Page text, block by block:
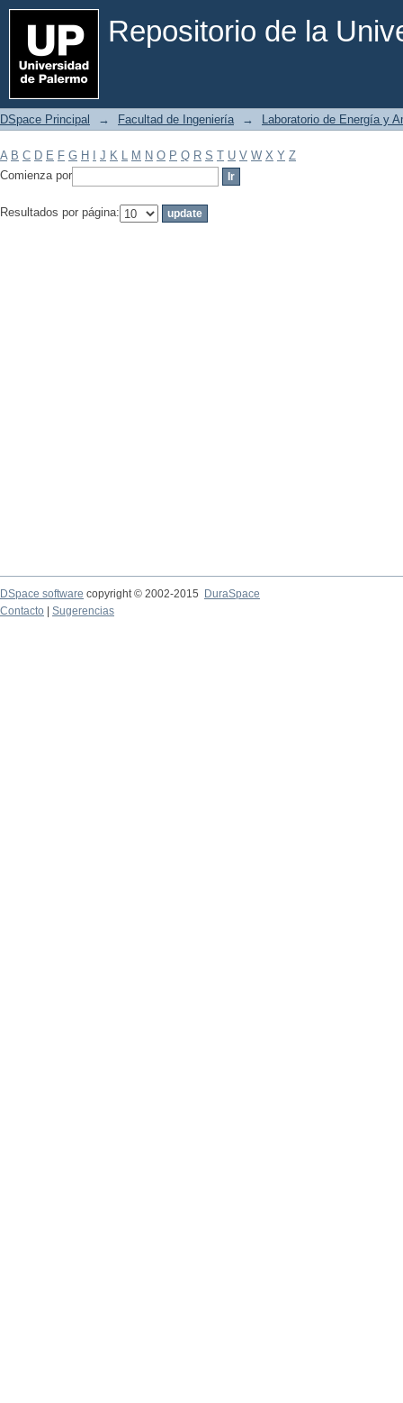
Repositorio de la
Filtrar por: Materia
DSpace Principal → Facultad de Ingeniería → Laboratorio de Energía y
A B C D E F G H J K L M N O P Q R S T U V W X Y Z
Comienza por
Resultados por página:
DSpace software copyright © 2002-2015
DuraSpace
Contacto
Sugerencias